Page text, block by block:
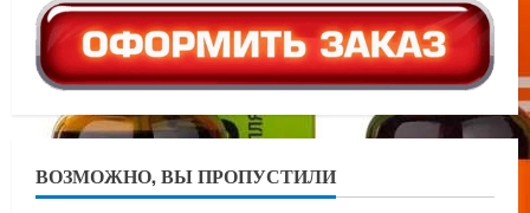
ВОЗМОЖНО, ВЫ ПРОПУСТИЛИ